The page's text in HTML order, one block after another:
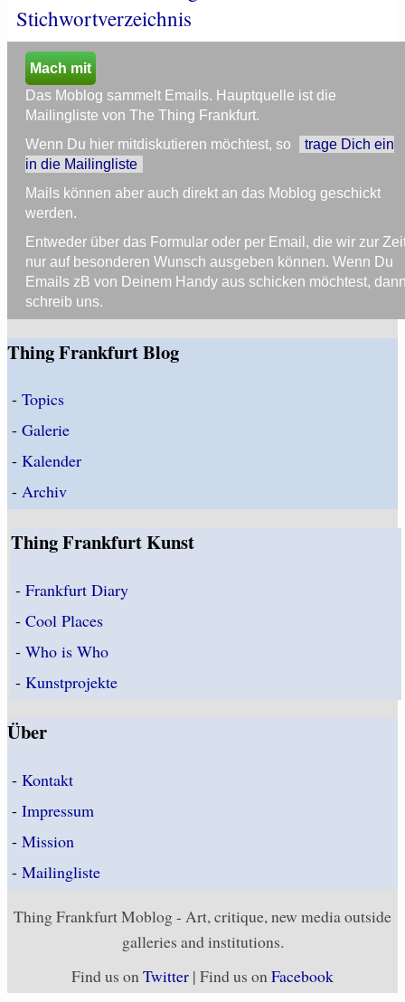
Stichwortverzeichnis
Mach mit
Das Moblog sammelt Emails. Hauptquelle ist die
Mailingliste von The Thing Frankfurt.
Wenn Du hier mitdiskutieren möchtest, so
trage Dich ein
in die Mailingliste
Mails können aber auch direkt an das Moblog geschickt
werden.
Entweder über das Formular oder per Email, die wir zur
nur auf besonderen Wunsch ausgeben können. Wenn Du
Emails zB von Deinem Handy aus schicken möchtest,
schreib uns.
Thing Frankfurt Blog
- Topics
- Galerie
- Kalender
- Archiv
Thing Frankfurt Kunst
-Frankfurt Diary
-Cool Places
-Who is Who
-Kunstprojekte
Über
- Kontakt
- Impressum
- Mission
- Mailingliste
Thing Frankfurt Moblog - Art, critique, new media outside
galleries and institutions.
Find us onTwitter | Find us onFacebook